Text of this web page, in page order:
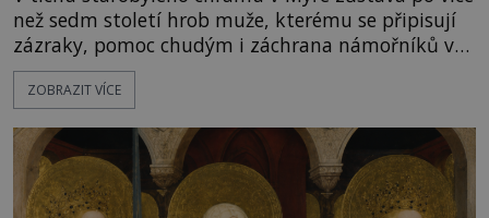
než sedm století hrob muže, kterému se připisují
zázraky, pomoc chudým i záchrana námořníků v
bouřích. Pak ale přichází rok 1087 a klidné místo
se mění v dějiště podivné noční výpravy. Skupina
Mikuláše a odváží jeho ostatky přes moře do Bari.
Je to zbožná záchrana před nebezpečím, nebo
promyšlená krádež,
ZOBRAZIT VÍCE